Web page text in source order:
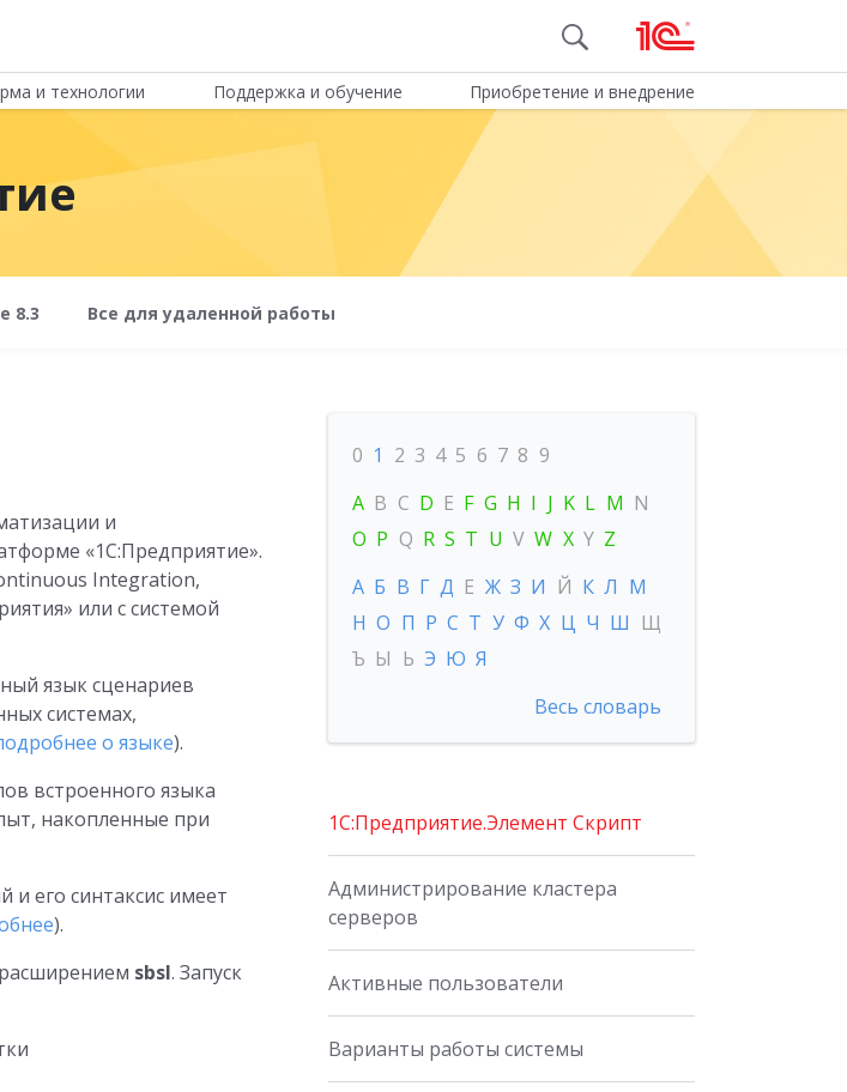
и технологии Поддержка и обучение Приобретение и внедрение
8.3 Все для удаленной работы
и
«1С:Предприятие».
Integration,
или с системой
язык сценариев
системах,
о языке).
встроенного языка
накопленные при
его синтаксис имеет
).
sbsl. Запуск
0 1 2 3 4 5 6 7 8 9
A B C D E F G H I J K L M N
O P Q R S T U V W X Y Z
А Б В Г Д Е Ж З И Й К Л М
Н О П Р С Т У Ф Х Ц Ч Ш Щ
Ъ Ы Ь Э Ю Я
Весь словарь
1C:Предприятие.Элемент Скрипт
Администрирование кластера
серверов
Активные пользователи
Варианты работы системы